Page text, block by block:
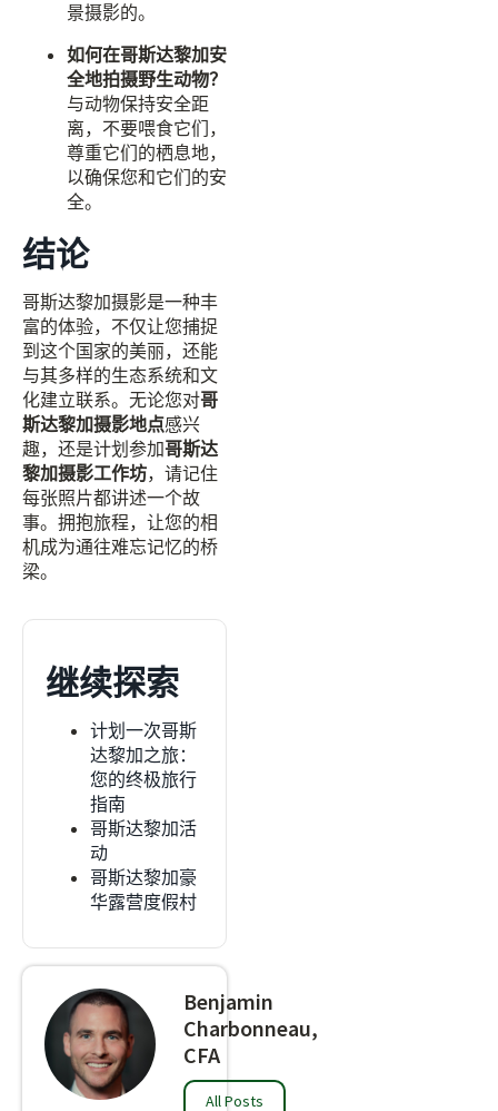
景摄影的。
如何在哥斯达黎加安
全地拍摄野生动物？
与动物保持安全距
离，不要喂食它们，
尊重它们的栖息地，
以确保您和它们的安
全。
结论
哥斯达黎加摄影是一种丰
富的体验，不仅让您捕捉
到这个国家的美丽，还能
与其多样的生态系统和文
化建立联系。无论您对哥
斯达黎加摄影地点感兴
趣，还是计划参加哥斯达
黎加摄影工作坊，请记住
每张照片都讲述一个故
事。拥抱旅程，让您的相
机成为通往难忘记忆的桥
梁。
继续探索
计划一次哥斯
达黎加之旅：
您的终极旅行
指南
哥斯达黎加活
动
哥斯达黎加豪
华露营度假村
Benjamin
Charbonneau,
CFA
All Posts